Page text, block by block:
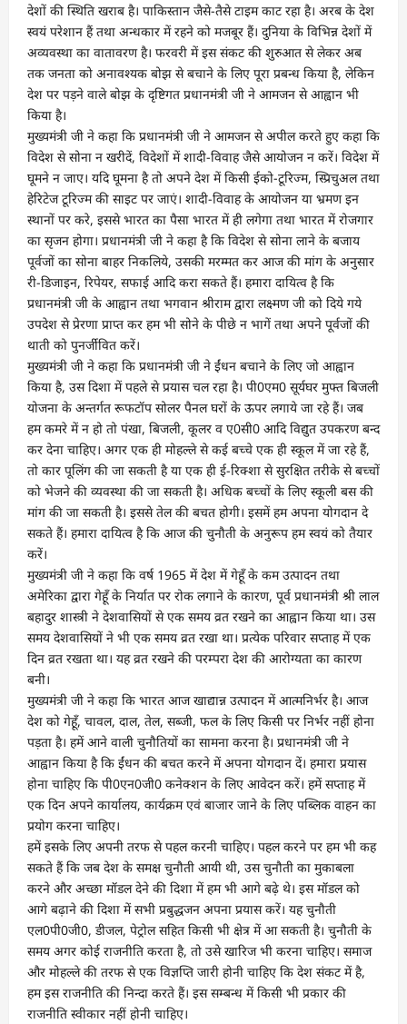
देशों की स्थिति खराब है। पाकिस्तान जैसे-तैसे टाइम काट रहा है। अरब के देश
स्वयं परेशान हैं तथा अन्धकार में रहने को मजबूर हैं। दुनिया के विभिन्न देशों में
अव्यवस्था का वातावरण है। फरवरी में इस संकट की शुरुआत से लेकर अब
तक जनता को अनावश्यक बोझ से बचाने के लिए पूरा प्रबन्ध किया है, लेकिन
देश पर पड़ने वाले बोझ के दृष्टिगत प्रधानमंत्री जी ने आमजन से आह्वान भी
किया है।
मुख्यमंत्री जी ने कहा कि प्रधानमंत्री जी ने आमजन से अपील करते हुए कहा कि
विदेश से सोना न खरीदें, विदेशों में शादी-विवाह जैसे आयोजन न करें। विदेश में
घूमने न जाए। यदि घूमना है तो अपने देश में किसी ईको-टूरिज्म, स्प्रिचुअल तथा
हेरिटेज टूरिज्म की साइट पर जाएं। शादी-विवाह के आयोजन या भ्रमण इन
स्थानों पर करे, इससे भारत का पैसा भारत में ही लगेगा तथा भारत में रोजगार
का सृजन होगा। प्रधानमंत्री जी ने कहा है कि विदेश से सोना लाने के बजाय
पूर्वजों का सोना बाहर निकलिये, उसकी मरम्मत कर आज की मांग के अनुसार
री-डिजाइन, रिपेयर, सफाई आदि करा सकते हैं। हमारा दायित्व है कि
प्रधानमंत्री जी के आह्वान तथा भगवान श्रीराम द्वारा लक्ष्मण जी को दिये गये
उपदेश से प्रेरणा प्राप्त कर हम भी सोने के पीछे न भागें तथा अपने पूर्वजों की
थाती को पुनर्जीवित करें।
मुख्यमंत्री जी ने कहा कि प्रधानमंत्री जी ने ईंधन बचाने के लिए जो आह्वान
किया है, उस दिशा में पहले से प्रयास चल रहा है। पी0एम0 सूर्यघर मुफ्त बिजली
योजना के अन्तर्गत रूफटॉप सोलर पैनल घरों के ऊपर लगाये जा रहे हैं। जब
हम कमरे में न हो तो पंखा, बिजली, कूलर व ए0सी0 आदि विद्युत उपकरण बन्द
कर देना चाहिए। अगर एक ही मोहल्ले से कई बच्चे एक ही स्कूल में जा रहे हैं,
तो कार पूलिंग की जा सकती है या एक ही ई-रिक्शा से सुरक्षित तरीके से बच्चों
को भेजने की व्यवस्था की जा सकती है। अधिक बच्चों के लिए स्कूली बस की
मांग की जा सकती है। इससे तेल की बचत होगी। इसमें हम अपना योगदान दे
सकते हैं। हमारा दायित्व है कि आज की चुनौती के अनुरूप हम स्वयं को तैयार
करें।
मुख्यमंत्री जी ने कहा कि वर्ष 1965 में देश में गेहूँ के कम उत्पादन तथा
अमेरिका द्वारा गेहूँ के निर्यात पर रोक लगाने के कारण, पूर्व प्रधानमंत्री श्री लाल
बहादुर शास्त्री ने देशवासियों से एक समय व्रत रखने का आह्वान किया था। उस
समय देशवासियों ने भी एक समय व्रत रखा था। प्रत्येक परिवार सप्ताह में एक
दिन व्रत रखता था। यह व्रत रखने की परम्परा देश की आरोग्यता का कारण
बनी।
मुख्यमंत्री जी ने कहा कि भारत आज खाद्यान्न उत्पादन में आत्मनिर्भर है। आज
देश को गेहूँ, चावल, दाल, तेल, सब्जी, फल के लिए किसी पर निर्भर नहीं होना
पड़ता है। हमें आने वाली चुनौतियों का सामना करना है। प्रधानमंत्री जी ने
आह्वान किया है कि ईंधन की बचत करने में अपना योगदान दें। हमारा प्रयास
होना चाहिए कि पी0एन0जी0 कनेक्शन के लिए आवेदन करें। हमें सप्ताह में
एक दिन अपने कार्यालय, कार्यक्रम एवं बाजार जाने के लिए पब्लिक वाहन का
प्रयोग करना चाहिए।
हमें इसके लिए अपनी तरफ से पहल करनी चाहिए। पहल करने पर हम भी कह
सकते हैं कि जब देश के समक्ष चुनौती आयी थी, उस चुनौती का मुकाबला
करने और अच्छा मॉडल देने की दिशा में हम भी आगे बढ़े थे। इस मॉडल को
आगे बढ़ाने की दिशा में सभी प्रबुद्धजन अपना प्रयास करें। यह चुनौती
एल0पी0जी0, डीजल, पेट्रोल सहित किसी भी क्षेत्र में आ सकती है। चुनौती के
समय अगर कोई राजनीति करता है, तो उसे खारिज भी करना चाहिए। समाज
और मोहल्ले की तरफ से एक विज्ञप्ति जारी होनी चाहिए कि देश संकट में है,
हम इस राजनीति की निन्दा करते हैं। इस सम्बन्ध में किसी भी प्रकार की
राजनीति स्वीकार नहीं होनी चाहिए।